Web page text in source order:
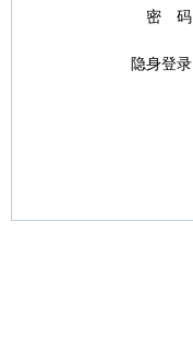
密 码
隐身登录